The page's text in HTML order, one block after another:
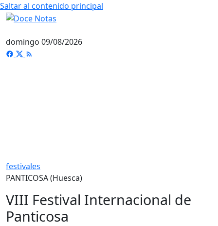
Saltar al contenido principal
domingo 09/08/2026
festivales
PANTICOSA (Huesca)
VIII Festival Internacional de
Panticosa